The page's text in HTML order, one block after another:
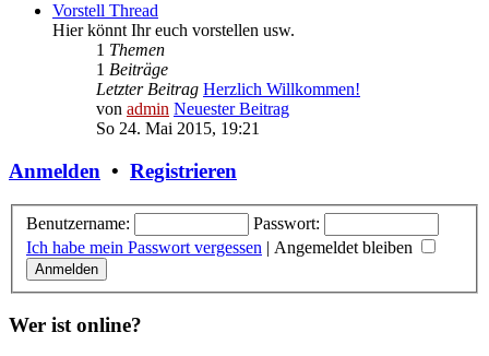
Vorstell Thread
Hier könnt Ihr euch vorstellen usw.
1 Themen
1 Beiträge
Letzter Beitrag Herzlich Willkommen!
von admin Neuester Beitrag
So 24. Mai 2015, 19:21
Anmelden • Registrieren
Benutzername:
Passwort:
Ich habe mein Passwort vergessen | Angemeldet bleiben
Wer ist online?